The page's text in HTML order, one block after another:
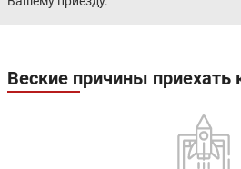
Веские причины